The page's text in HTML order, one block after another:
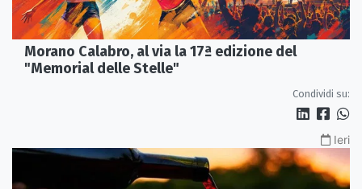
Morano Calabro, al via la 17ª edizione del
"Memorial delle Stelle"
Condividi su:
Ieri